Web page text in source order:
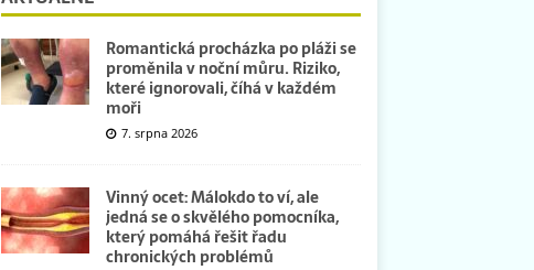
Romantická procházka po pláži se
proměnila v noční můru. Riziko,
které ignorovali, číhá v každém
moři
7. srpna 2026
Vinný ocet: Málokdo to ví, ale
jedná se o skvělého pomocníka,
který pomáhá řešit řadu
chronických problémů